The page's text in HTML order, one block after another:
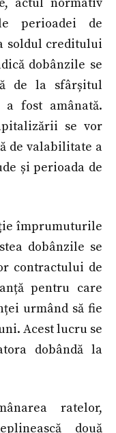
actul normativ
perioadei de
soldul creditului
dobânzile se
de la sfârșitul
fost amânată.
se vor
de valabilitate a
și perioada de
împrumuturile
dobânzile se
contractului de
pentru care
urmând să fie
Acest lucru se
dobândă la
ratelor,
două